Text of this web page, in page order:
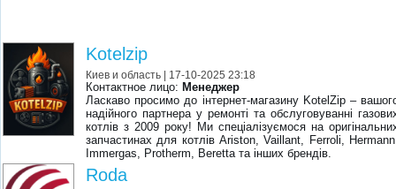
Kotelzip
Киев и область | 17-10-2025 23:18
Контактное лицо: Менеджер
Ласкаво просимо до інтернет-магазину KotelZip –
надійного партнера у ремонті та обслуговуванні
котлів з 2009 року! Ми спеціалізуємося на
запчастинах для котлів Ariston, Vaillant, Ferroli,
Immergas, Protherm, Beretta та інших брендів.
Roda